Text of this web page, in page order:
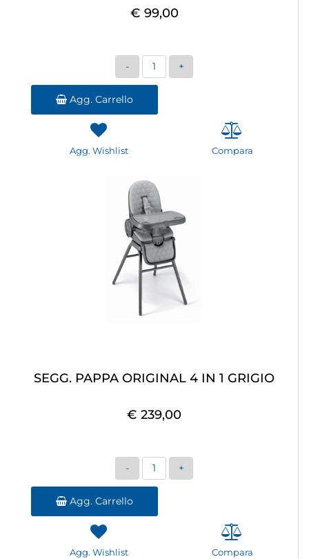
€ 99,00
Quantità
Agg. Carrello
Agg. Wishlist Compara
SEGG. PAPPA ORIGINAL 4 IN 1 GRIGIO
€ 239,00
Quantità
Agg. Carrello
Agg. Wishlist Compara